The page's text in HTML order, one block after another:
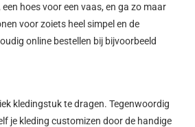
hoes voor een vaas, en ga zo maar
voor zoiets heel simpel en de
online bestellen bij bijvoorbeeld
kledingstuk te dragen. Tegenwoordig
je kleding customizen door de handige